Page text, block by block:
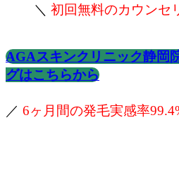
＼ 初回無料のカウンセ
AGAスキンクリニック静岡
グはこちらから
／ 6ヶ月間の発毛実感率